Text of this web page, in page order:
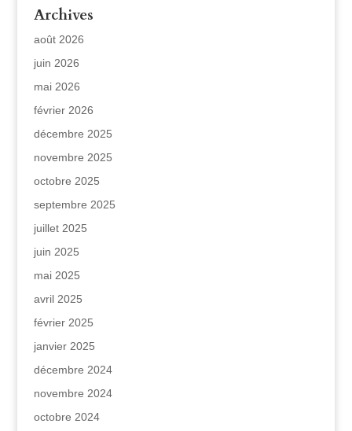
Archives
août 2026
juin 2026
mai 2026
février 2026
décembre 2025
novembre 2025
octobre 2025
septembre 2025
juillet 2025
juin 2025
mai 2025
avril 2025
février 2025
janvier 2025
décembre 2024
novembre 2024
octobre 2024